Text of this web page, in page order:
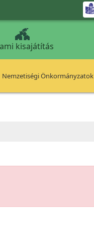
kisajátítás
Nemzetiségi Önkormányzatok